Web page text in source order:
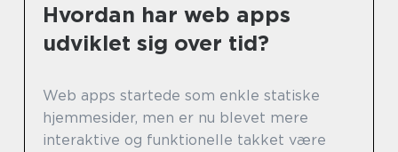
Hvordan har web apps
udviklet sig over tid?
Web apps startede som enkle statiske
hjemmesider, men er nu blevet mere
interaktive og funktionelle takket være